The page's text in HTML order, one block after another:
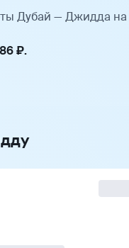
Дубай — Джидда
₽.